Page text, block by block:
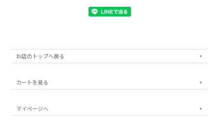
お店のトップへ戻る
カートを見る
マイページへ